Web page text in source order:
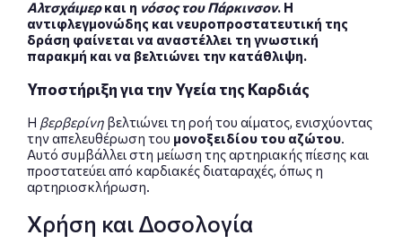
Αλτσχάιμερκαι η νόσος του Πάρκινσον. Η
αντιφλεγμονώδης και νευροπροστατευτική της
δράση φαίνεται να αναστέλλει τη γνωστική
παρακμή και να βελτιώνει την κατάθλιψη.
Υποστήριξη για την Υγεία της Καρδιάς
Η βερβερίνη βελτιώνει τη ροή του αίματος, ενισχύοντας
την απελευθέρωση του μονοξειδίου του αζώτου.
Αυτό συμβάλλει στη μείωση της αρτηριακής πίεσης και
προστατεύει από καρδιακές διαταραχές, όπως η
αρτηριοσκλήρωση.
Χρήση και Δοσολογία